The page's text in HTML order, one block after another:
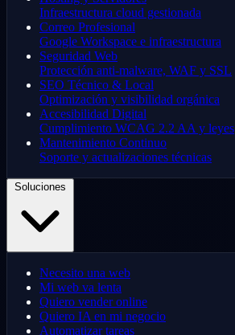
Infraestructura cloud gestionada
Correo Profesional
Google Workspace e infraestructura
Seguridad Web
Protección anti-malware, WAF y SSL
SEO Técnico & Local
Optimización y visibilidad orgánica
Accesibilidad Digital
Cumplimiento WCAG 2.2 AA y leyes
Mantenimiento Continuo
Soporte y actualizaciones técnicas
Necesito una web
Mi web va lenta
Quiero vender online
Quiero IA en mi negocio
Automatizar tareas